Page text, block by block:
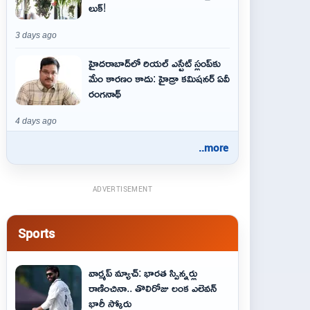
లుక్!
3 days ago
హైదరాబాద్‌లో రియల్ ఎస్టేట్ స్లంప్‌కు
మేం కారణం కాదు: హైడ్రా కమిషనర్ ఏవీ
రంగనాథ్
4 days ago
..more
ADVERTISEMENT
Sports
వార్మప్ మ్యాచ్: భారత స్పిన్నర్లు
రాణించినా.. తొలిరోజు లంక ఎలెవన్
భారీ స్కోరు